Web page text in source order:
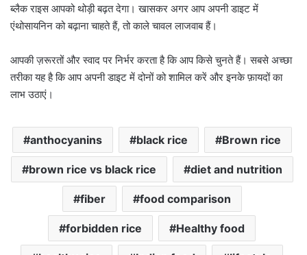
ब्लैक राइस आपको थोड़ी बढ़त देगा। खासकर अगर आप अपनी डाइट में
एंथोसायनिन को बढ़ाना चाहते हैं, तो काले चावल लाजवाब हैं।
आपकी ज़रूरतों और स्वाद पर निर्भर करता है कि आप किसे चुनते हैं। सबसे अच्छा
तरीका यह है कि आप अपनी डाइट में दोनों को शामिल करें और इनके फ़ायदों का
लाभ उठाएं।
anthocyanins black rice Brown rice
brown rice vs black rice diet and nutrition
fiber food comparison
forbidden rice Healthy food